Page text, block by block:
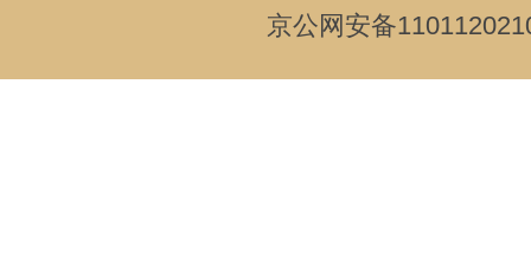
京公网安备